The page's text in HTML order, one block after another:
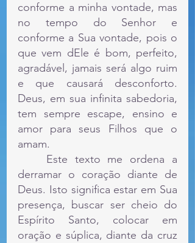
conforme a minha vontade, mas
no tempo do Senhor e
conforme a Sua vontade, pois o
que vem dEle é bom, perfeito,
agradável, jamais será algo ruim
e que causará desconforto.
Deus, em sua infinita sabedoria,
tem sempre escape, ensino e
amor para seus Filhos que o
amam.
derramar o coração diante de
Deus. Isto significa estar em Sua
presença, buscar ser cheio do
Espírito Santo, colocar em
oração e súplica, diante da cruz